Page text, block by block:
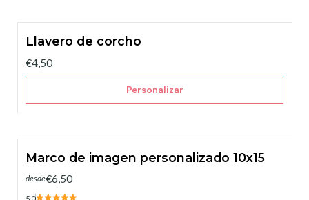
Llavero de corcho
€4,50
Personalizar
Marco de imagen personalizado 10x15
desde€6,50